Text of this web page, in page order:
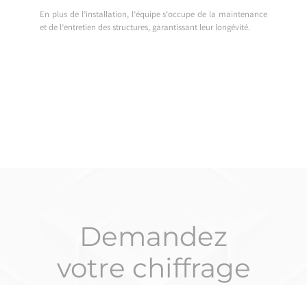
En plus de l’installation, l’équipe s’occupe de la maintenance
et de l’entretien des structures, garantissant leur longévité.
Demandez
votre chiffrage